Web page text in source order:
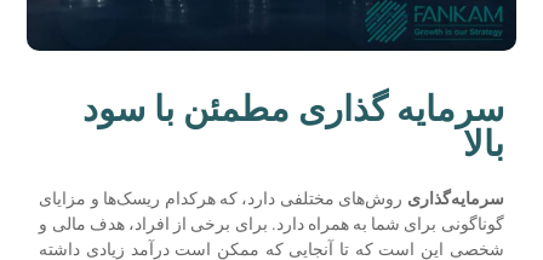
سرمایه گذاری مطمئن با سود
بالا
سرمایه‌‌گذاری روش‌های مختلفی دارد، که هرکدام ریسک‌ها و مزایای
گوناگونی برای شما به همراه دارد. برای برخی از افراد، هدف مالی و
شخصی این است که تا آنجایی که ممکن است درآمد زیادی داشته